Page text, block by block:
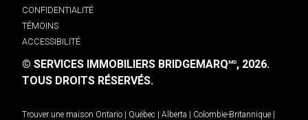
CONFIDENTIALITÉ
TÉMOINS
ACCESSIBILITÉ
© SERVICES IMMOBILIERS BRIDGEMARQMD, 2026.
TOUS DROITS RÉSERVÉS.
Trouver une maison Ontario | Québec | Alberta | Colombie-Britannique |